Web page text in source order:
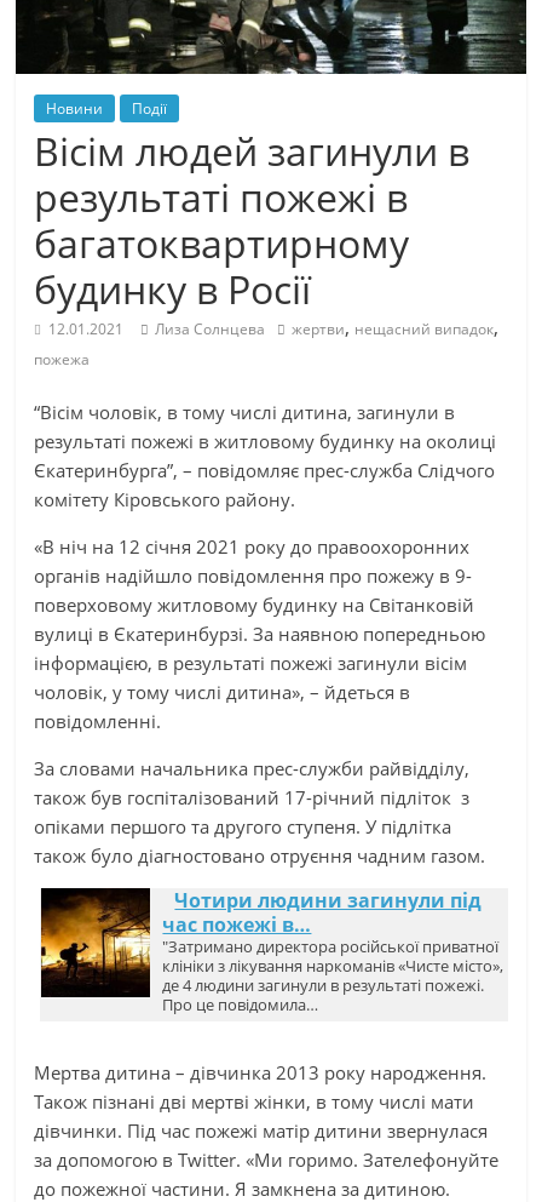
Новини Події
Вісім людей загинули в
результаті пожежі в
багатоквартирному
будинку в Росії
12.01.2021 Лиза Солнцева жертви, нещасний випадок,
пожежа
“Вісім чоловік, в тому числі дитина, загинули в
результаті пожежі в житловому будинку на околиці
Єкатеринбурга”, – повідомляє прес-служба Слідчого
комітету Кіровського району.
«В ніч на 12 січня 2021 року до правоохоронних
органів надійшло повідомлення про пожежу в 9-
поверховому житловому будинку на Світанковій
вулиці в Єкатеринбурзі. За наявною попередньою
інформацією, в результаті пожежі загинули вісім
чоловік, у тому числі дитина», – йдеться в
повідомленні.
За словами начальника прес-служби райвідділу,
також був госпіталізований 17-річний підліток з
опіками першого та другого ступеня. У підлітка
також було діагностовано отруєння чадним газом.
Чотири людини загинули під
час пожежі в…
"Затримано директора російської приватної
клініки з лікування наркоманів «Чисте місто»,
де 4 людини загинули в результаті пожежі.
Про це повідомила…
Мертва дитина – дівчинка 2013 року народження.
Також пізнані дві мертві жінки, в тому числі мати
дівчинки. Під час пожежі матір дитини звернулася
за допомогою в Twitter. «Ми горимо. Зателефонуйте
до пожежної частини. Я замкнена за дитиною.